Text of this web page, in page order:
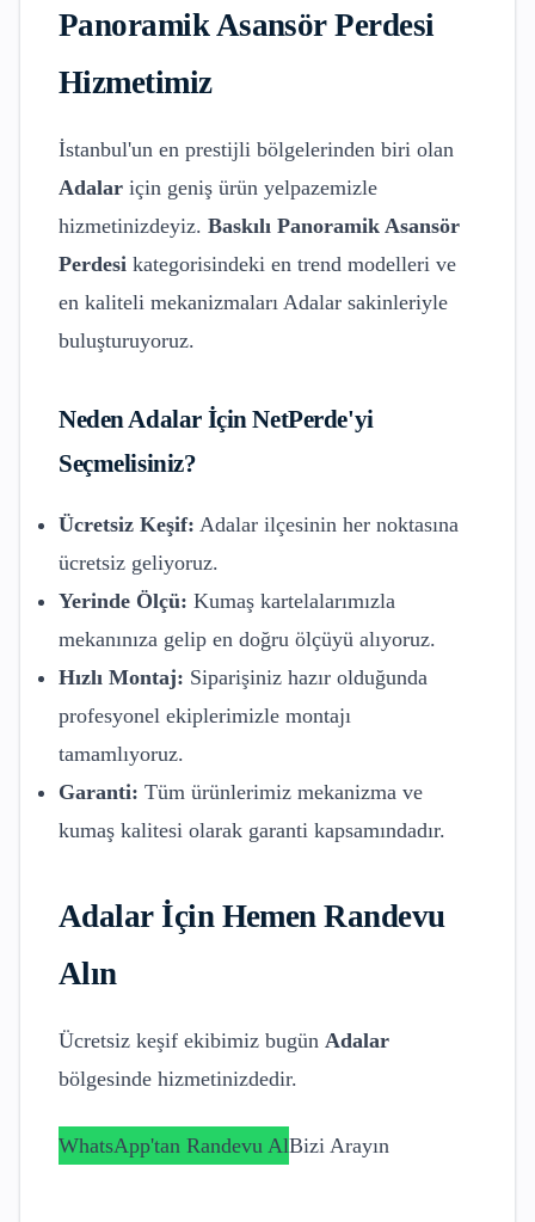
Panoramik Asansör Perdesi
Hizmetimiz
İstanbul'un en prestijli bölgelerinden biri olan
Adalar için geniş ürün yelpazemizle
hizmetinizdeyiz. Baskılı Panoramik Asansör
Perdesi kategorisindeki en trend modelleri ve
en kaliteli mekanizmaları Adalar sakinleriyle
buluşturuyoruz.
NedenAdalarİçin NetPerde'yi
Seçmelisiniz?
Ücretsiz Keşif: Adalar ilçesinin her noktasına
ücretsiz geliyoruz.
Yerinde Ölçü: Kumaş kartelalarımızla
mekanınıza gelip en doğru ölçüyü alıyoruz.
Hızlı Montaj: Siparişiniz hazır olduğunda
profesyonel ekiplerimizle montajı
tamamlıyoruz.
Garanti: Tüm ürünlerimiz mekanizma ve
kumaş kalitesi olarak garanti kapsamındadır.
Adalarİçin Hemen Randevu
Alın
Ücretsiz keşif ekibimiz bugün Adalar
bölgesinde hizmetinizdedir.
WhatsApp'tan Randevu AlBizi Arayın